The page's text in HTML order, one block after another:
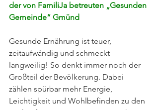
der von FamiliJa betreuten „Gesunden
Gemeinde“ Gmünd
Gesunde Ernährung ist teuer,
zeitaufwändig und schmeckt
langweilig! So denkt immer noch der
Großteil der Bevölkerung. Dabei
zählen spürbar mehr Energie,
Leichtigkeit und Wohlbefinden zu den